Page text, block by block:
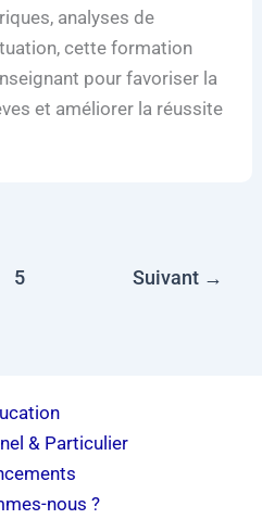
analyses de
cette formation
pour favoriser la
et améliorer la réussite
5 Suivant →
& Particulier
nous ?